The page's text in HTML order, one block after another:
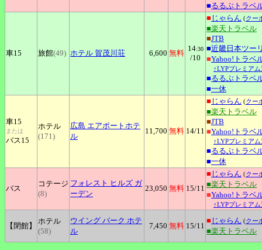
■るるぶトラベ
車15 旅館(49) ホテル 賀茂川荘 6,600 無料
14:30
/10
■ じゃらん (クー
■楽天トラベル
■JTB
■近畿日本ツー
■Yahoo!トラベ
↑LYPプレミア
■るるぶトラベ
■一休
車15
または
バス15
ホテル
(171)
広島 エアポートホテ
ル
11,700 無料 14/11
■ じゃらん (クー
■楽天トラベル
■JTB
■Yahoo!トラベ
↑LYPプレミア
■るるぶトラベ
■一休
バス
コテージ
(8)
フォレスト ヒルズ ガ
ーデン
23,050 無料 15/11
■ じゃらん (クー
■楽天トラベル
■Yahoo!トラベ
↑LYPプレミア
【閉館】
ホテル
(58)
ウイング パーク ホテ
ル
7,450 無料 15/11
■ じゃらん (クー
■楽天トラベル